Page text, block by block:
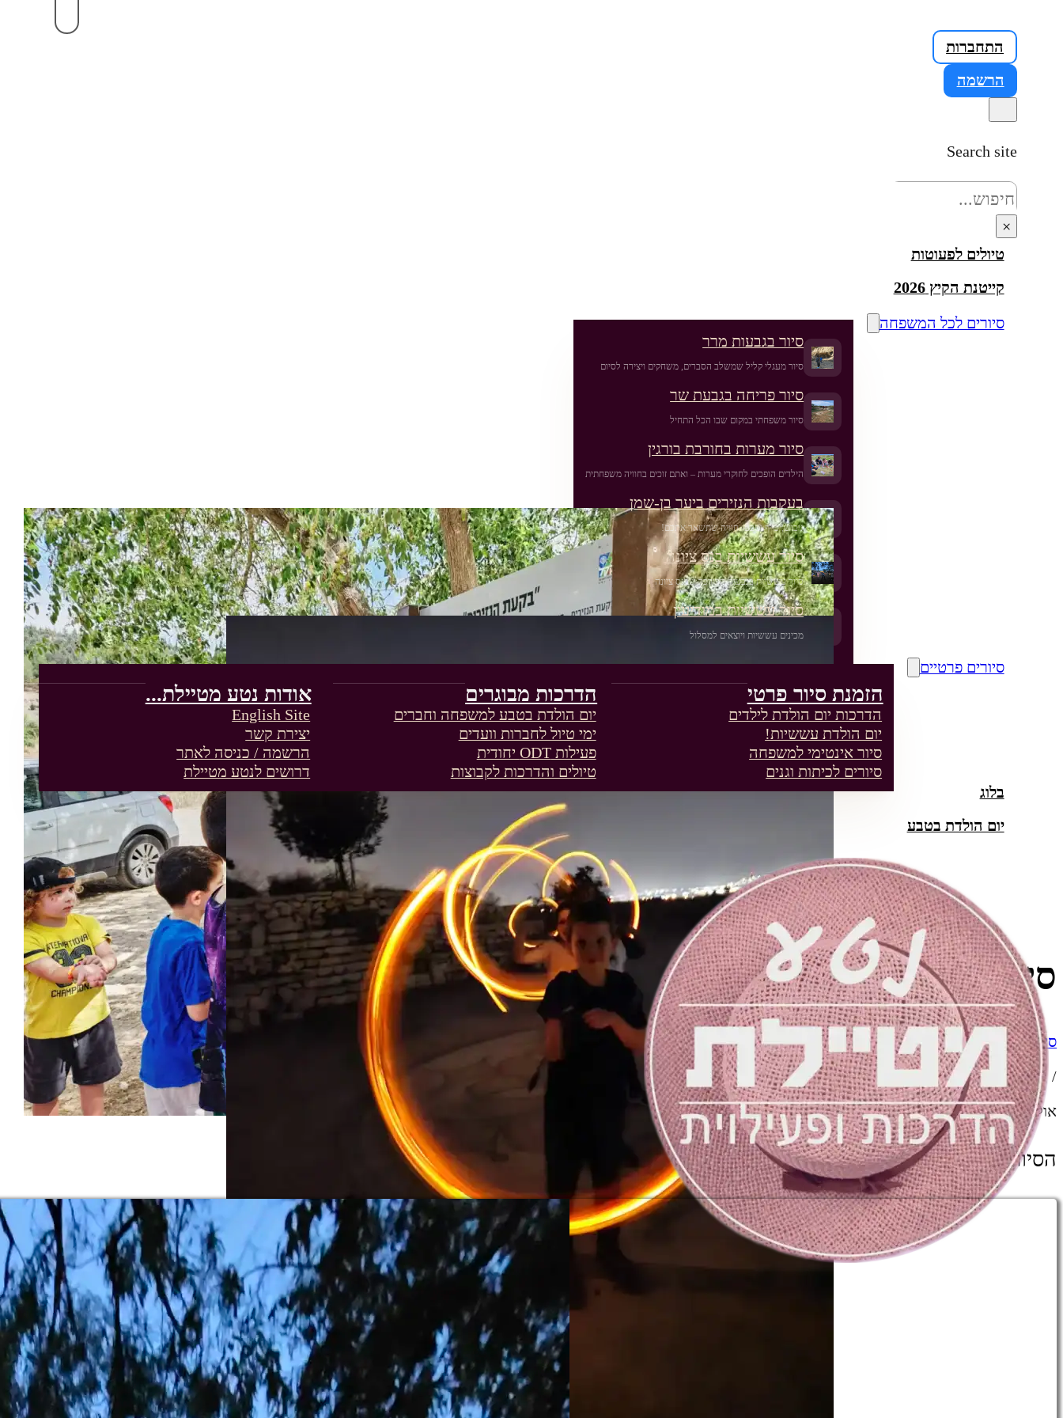
התחברות
הרשמה
Search site
חיפוש
×
טיולים לפעוטות
קייטנת הקיץ 2026
סיורים לכל המשפחה
סיור בגבעות מרר
סיור מעגלי קליל שמשלב הסברים, משחקים ויצירה לסיום
סיור פריחה בגבעת שר
סיור משפחתי במקום שבו הכל התחיל
סיור מערות בחורבת בורגין
הילדים הופכים לחוקרי מערות – ואתם זוכים בחוויה משפחתית
בעקבות הנזירים ביער בן-שמן
גיבוש, כייף וטבע- חוויה שתשאר אתכם!
בעקבות הנזירים שחיו במעמקי יער בן שמן לפני מאות שנים
סיור עששיות בנס ציונה
סיור עששיות בגבעות הכורכר שבנס ציונה
סיור עששיות במודיעין
מכינים עששיות ויוצאים למסלול
סיורים פרטיים
הזמנת סיור פרטי
הדרכות יום הולדת לילדים
יום הולדת עששיות!
סיור אינטימי למשפחה
סיורים לכיתות וגנים
הדרכות מבוגרים
יום הולדת בטבע למשפחה וחברים
ימי טיול לחברות וועדים
פעילות ODT יחודית
טיולים והדרכות לקבוצות
אודות נטע מטיילת...
English Site
יצירת קשר
הרשמה / כניסה לאתר
דרושים לנטע מטיילת
בלוג
יום הולדת בטבע
סיור עששיות בגבעות הכורכר
סיורים
/
אוקטובר 4, 2025
הסיור מתקיים בנס ציונה